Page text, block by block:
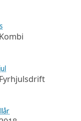
Kombi
Fyrhjulsdrift